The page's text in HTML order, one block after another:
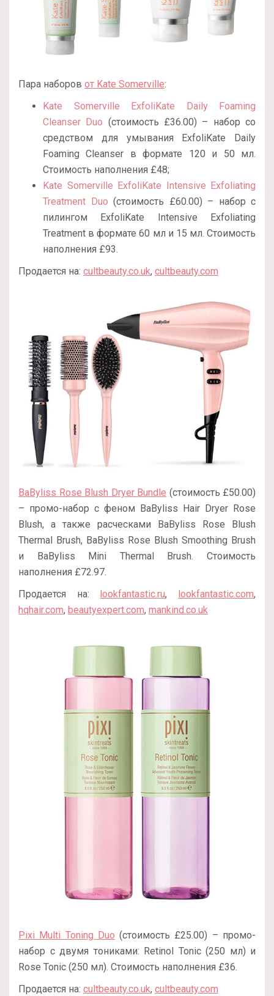
Пара наборов от Kate Somerville:
Kate Somerville ExfoliKate Daily Foaming
Cleanser Duo (стоимость £36.00) – набор со
средством для умывания ExfoliKate Daily
Foaming Cleanser в формате 120 и 50 мл.
Стоимость наполнения £48;
Kate Somerville ExfoliKate Intensive Exfoliating
Treatment Duo (стоимость £60.00) – набор с
пилингом ExfoliKate Intensive Exfoliating
Treatment в формате 60 мл и 15 мл. Стоимость
наполнения £93.
Продается на: cultbeauty.co.uk, cultbeauty.com
BaByliss Rose Blush Dryer Bundle (стоимость £50.00)
– промо-набор с феном BaByliss Hair Dryer Rose
Blush, а также расческами BaByliss Rose Blush
Thermal Brush, BaByliss Rose Blush Smoothing Brush
и BaByliss Mini Thermal Brush. Стоимость
наполнения £72.97.
Продается на:
lookfantastic.ru, lookfantastic.com,
hqhair.com, beautyexpert.com, mankind.co.uk
Pixi Multi Toning Duo (стоимость £25.00) – промо-
набор с двумя тониками: Retinol Tonic (250 мл) и
Rose Tonic (250 мл). Стоимость наполнения £36.
Продается на: cultbeauty.co.uk, cultbeauty.com